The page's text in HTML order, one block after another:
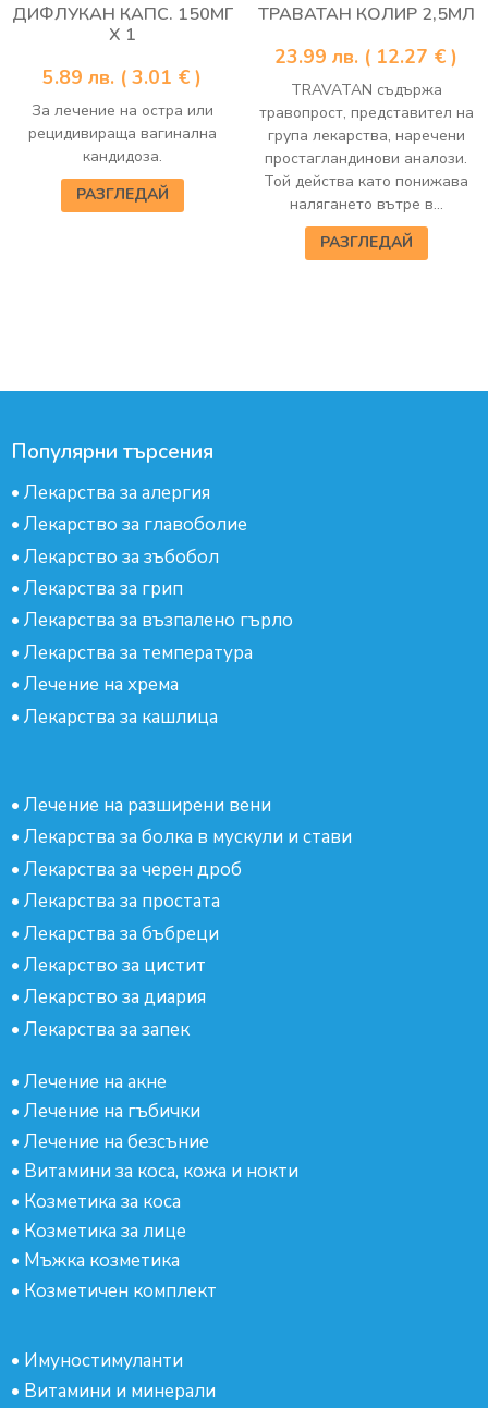
ДИФЛУКАН КАПС. 150МГ
Х 1
5.89 лв. ( 3.01 € )
За лечение на остра или
рецидивираща вагинална
кандидоза.
РАЗГЛЕДАЙ
ТРАВАТАН КОЛИР 2,5МЛ
23.99 лв. ( 12.27 € )
TRAVATAN съдържа
травопрост, представител на
група лекарства, наречени
простагландинови аналози.
Той действа като понижава
налягането вътре в...
РАЗГЛЕДАЙ
Популярни търсения
• Лекарства за алергия
• Лекарство за главоболие
• Лекарство за зъбобол
• Лекарства за грип
• Лекарства за възпалено гърло
• Лекарства за температура
• Лечение на хрема
• Лекарства за кашлица
• Лечение на разширени вени
• Лекарства за болка в мускули и стави
• Лекарства за черен дроб
• Лекарства за простата
• Лекарства за бъбреци
• Лекарство за цистит
• Лекарство за диария
• Лекарства за запек
• Лечение на акне
• Лечение на гъбички
• Лечение на безсъние
• Витамини за коса, кожа и нокти
• Козметика за коса
• Козметика за лице
• Мъжка козметика
• Козметичен комплект
• Имуностимуланти
• Витамини и минерали